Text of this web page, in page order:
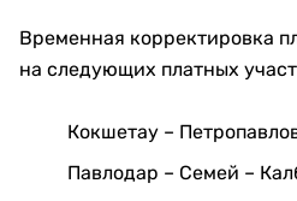
Временная корректировка
на следующих платных
Кокшетау –
Павлодар – Семей –